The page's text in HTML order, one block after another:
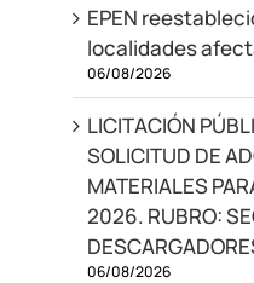
EPEN
localidades
06/08/2026
LICITACIÓN
SOLICITUD DE
MATERIALES
2026. RUBRO:
06/08/2026